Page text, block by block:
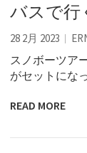
バスで行
28 2月 2023
スノボーツア
がセットにな
READ MORE